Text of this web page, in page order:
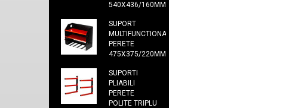
540X436/160MM
SUPORT
MULTIFUNCTIONAL
PERETE
475X375/220MM
SUPORTI
PLIABILI
PERETE
POLITE TRIPLU